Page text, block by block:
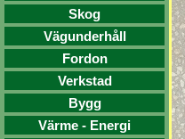
Skog
Vägunderhåll
Fordon
Verkstad
Bygg
Värme - Energi